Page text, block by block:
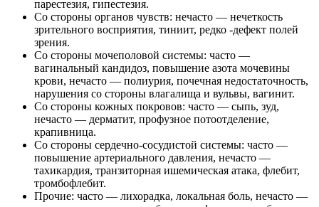
парестезия, гипестезия.
Со стороны органов чувств: нечасто — нечеткость
зрительного восприятия, тиниит, редко -дефект полей
зрения.
Со стороны мочеполовой системы: часто —
вагинальный кандидоз, повышение азота мочевины
крови, нечасто — полиурия, почечная недостаточность,
нарушения со стороны влагалища и вульвы, вагинит.
Со стороны кожных покровов: часто — сыпь, зуд,
нечасто — дерматит, профузное потоотделение,
крапивница.
Со стороны сердечно-сосудистой системы: часто —
повышение артериального давления, нечасто —
тахикардия, транзиторная ишемическая атака, флебит,
тромбофлебит.
Прочие: часто — лихорадка, локальная боль, нечасто —